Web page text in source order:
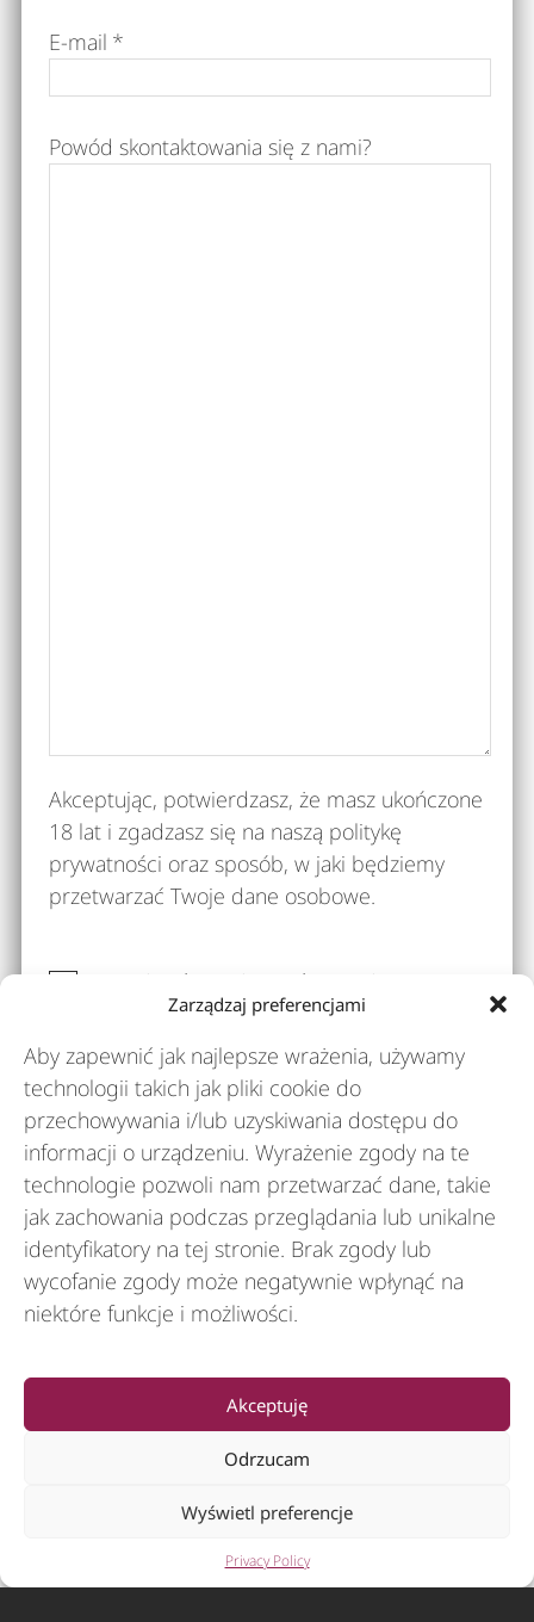
Zarządzaj preferencjami
Aby zapewnić jak najlepsze wrażenia, używamy
technologii takich jak pliki cookie do
przechowywania i/lub uzyskiwania dostępu do
informacji o urządzeniu. Wyrażenie zgody na te
technologie pozwoli nam przetwarzać dane, takie
jak zachowania podczas przeglądania lub unikalne
identyfikatory na tej stronie. Brak zgody lub
wycofanie zgody może negatywnie wpłynąć na
niektóre funkcje i możliwości.
Akceptuję
Odrzucam
Wyświetl preferencje
Privacy Policy
E-mail *
Powód skontaktowania się z nami?
Akceptując, potwierdzasz, że masz ukończone
18 lat i zgadzasz się na naszą politykę
prywatności oraz sposób, w jaki będziemy
przetwarzać Twoje dane osobowe.
Potwierdzam i zgadzam się –
potwierdź zaznaczając pole wyboru
RODO
CAPTCHA
Rozwiązania
Zasoby